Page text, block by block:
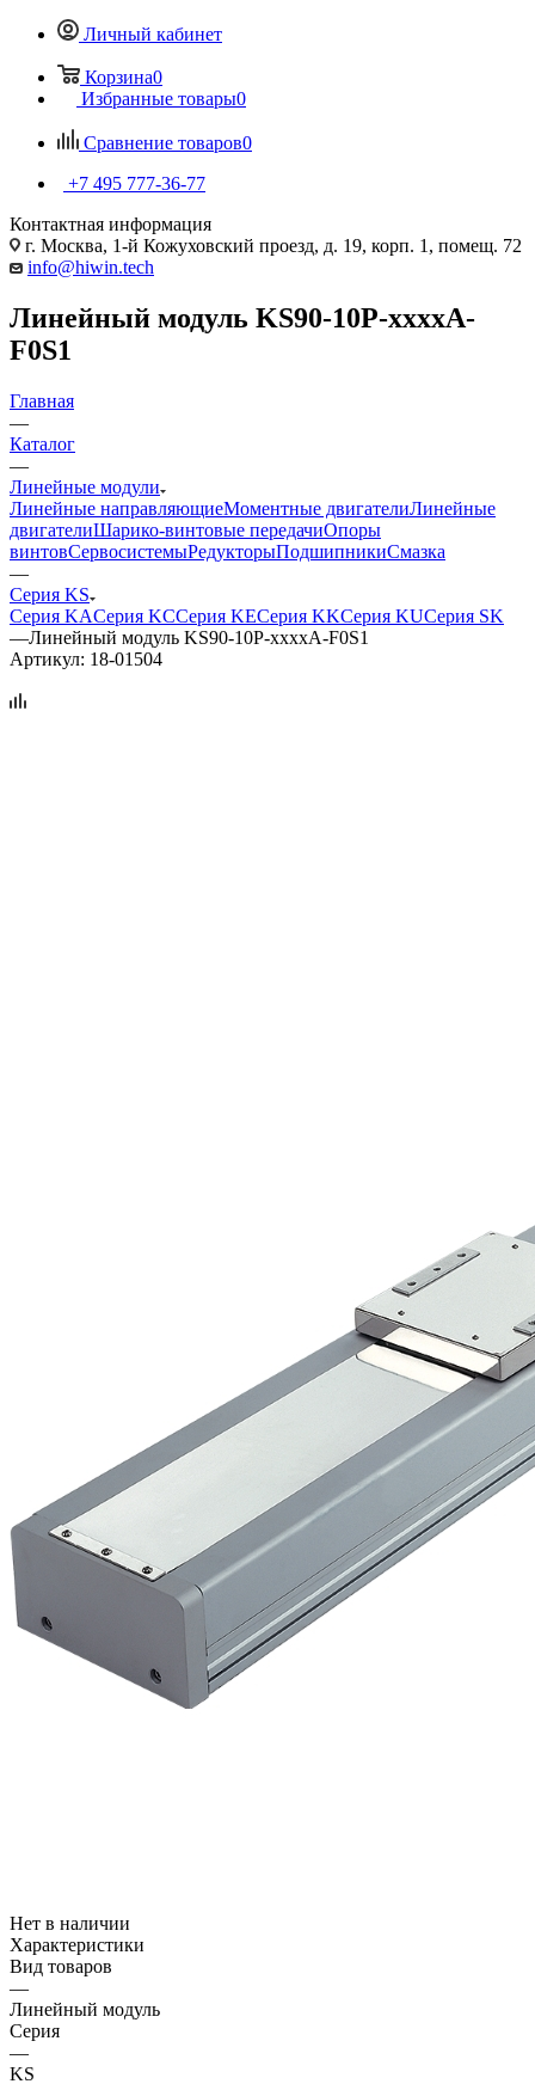
Личный кабинет
Корзина0
Избранные товары0
Сравнение товаров0
+7 495 777-36-77
Контактная информация
г. Москва, 1-й Кожуховский проезд, д. 19, корп. 1, помещ. 72
info@hiwin.tech
Линейный модуль KS90-10P-xxxxA-
F0S1
Главная
—
Каталог
—
Линейные модули
Линейные направляющиеМоментные двигателиЛинейные
двигателиШарико-винтовые передачиОпоры
винтовСервосистемыРедукторыПодшипникиСмазка
—
Серия KS
Серия KAСерия KCСерия KEСерия KKСерия KUСерия SK
—Линейный модуль KS90-10P-xxxxA-F0S1
Артикул: 18-01504
Нет в наличии
Характеристики
Вид товаров
—
Линейный модуль
Серия
—
KS